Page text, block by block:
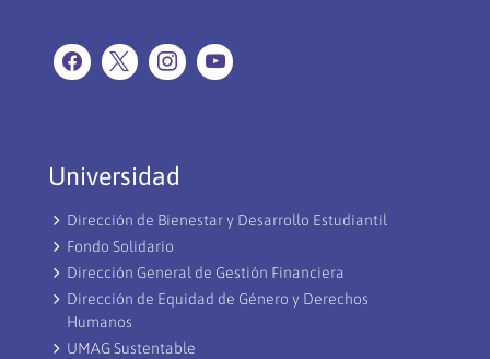
Universidad
Dirección de Bienestar y Desarrollo Estudiantil
Fondo Solidario
Dirección General de Gestión Financiera
Dirección de Equidad de Género y Derechos
Humanos
UMAG Sustentable